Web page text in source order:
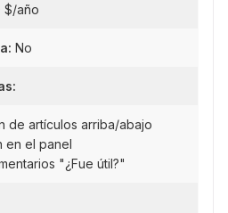
$/año
No
de artículos arriba/abajo
en el panel
"¿Fue útil?"